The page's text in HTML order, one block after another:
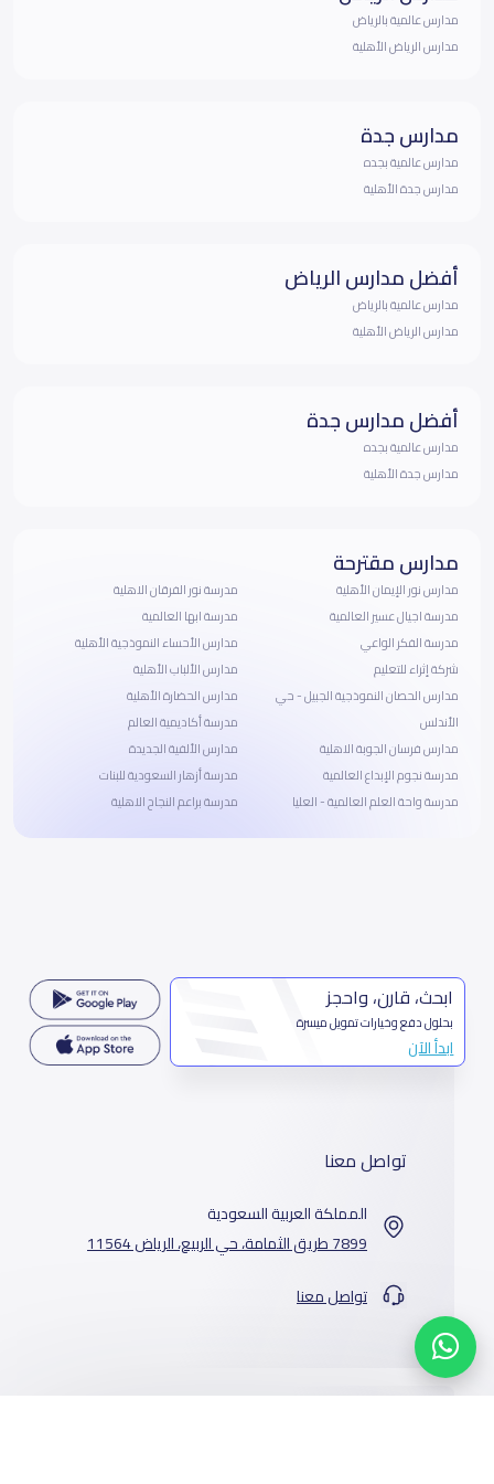
مدارس عالمية بالرياض
مدارس الرياض الأهلية
مدارس جدة
مدارس عالمية بجده
مدارس جدة الأهلية
أفضل مدارس الرياض
مدارس عالمية بالرياض
مدارس الرياض الأهلية
أفضل مدارس جدة
مدارس عالمية بجده
مدارس جدة الأهلية
مدارس مقترحة
مدارس نور الإيمان الأهلية
مدرسة اجيال عسير العالمية
مدرسة الفكر الواعي
شركة إثراء للتعليم
مدارس الحصان النموذجية الجبيل - حي
الأندلس
مدارس فرسان الجوبة الاهلية
مدرسة نجوم الإبداع العالمية
مدرسة واحة العلم العالمية - العليا
مدرسة نور الفرقان الاهلية
مدرسة ابها العالمية
مدارس الأحساء النموذجية الأهلية
مدارس الألباب الأهلية
مدارس الحضارة الأهلية
مدرسة أكاديمية العالم
مدارس الألفية الجديدة
مدرسة أزهار السعودية للبنات
مدرسة براعم النجاح الاهلية
ابحث، قارن، واحجز
بحلول دفع وخيارات تمويل ميسرة
ابدأ الآن
تواصل معنا
المملكة العربية السعودية
7899 طريق الثمامة، حي الربيع، الرياض 11564
تواصل معنا